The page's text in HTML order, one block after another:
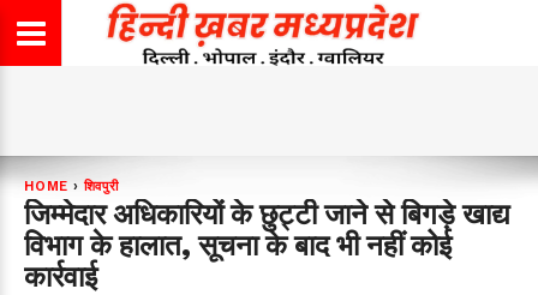
HOME ›शिवपुरी
जिम्मेदार अधिकारियों के छुट्टी जाने से बिगड़े खाद्य
विभाग के हालात, सूचना के बाद भी नहीं कोई
कार्रवाई